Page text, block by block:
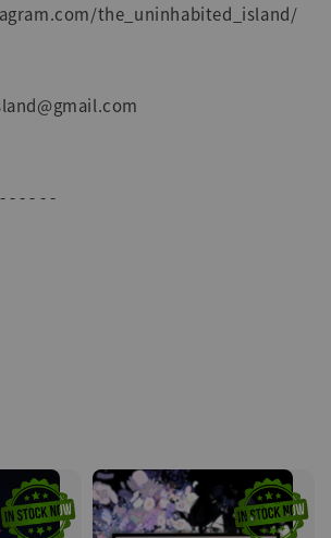
the_uninhabited_island/
- - - - -